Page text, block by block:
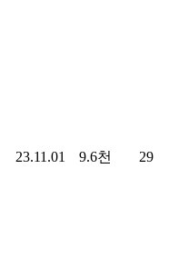
23.11.01 9.6천 29